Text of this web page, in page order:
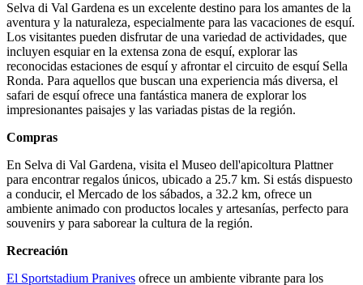
Selva di Val Gardena es un excelente destino para los amantes de la
aventura y la naturaleza, especialmente para las vacaciones de esquí.
Los visitantes pueden disfrutar de una variedad de actividades, que
incluyen esquiar en la extensa zona de esquí, explorar las
reconocidas estaciones de esquí y afrontar el circuito de esquí Sella
Ronda. Para aquellos que buscan una experiencia más diversa, el
safari de esquí ofrece una fantástica manera de explorar los
impresionantes paisajes y las variadas pistas de la región.
Compras
En Selva di Val Gardena, visita el Museo dell'apicoltura Plattner
para encontrar regalos únicos, ubicado a 25.7 km. Si estás dispuesto
a conducir, el Mercado de los sábados, a 32.2 km, ofrece un
ambiente animado con productos locales y artesanías, perfecto para
souvenirs y para saborear la cultura de la región.
Recreación
El Sportstadium Pranives ofrece un ambiente vibrante para los